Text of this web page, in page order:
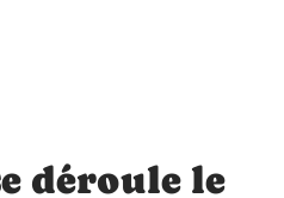
déroule le